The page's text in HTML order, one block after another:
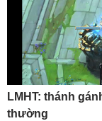
LMHT: thánh
thường